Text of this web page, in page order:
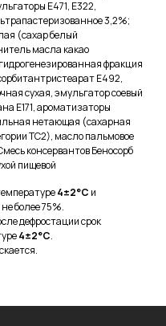
Е471, Е322,
3,2%;
(сахар белый
масла какао
фракция
Е492,
сухая, эмульгатор соевый
Е171, ароматизаторы
нетающая (сахарная
ТС2), масло пальмовое
консервантов Беносорб
пищевой
4±2°C и
более 75%.
дефростации срок
4±2°C.